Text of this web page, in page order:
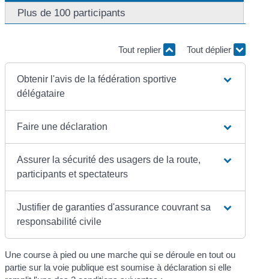
Plus de 100 participants
Tout replier Tout déplier
Obtenir l'avis de la fédération sportive
délégataire
Faire une déclaration
Assurer la sécurité des usagers de la route,
participants et spectateurs
Justifier de garanties d'assurance couvrant sa
responsabilité civile
Une course à pied ou une marche qui se déroule en tout ou
partie sur la voie publique est soumise à déclaration si elle